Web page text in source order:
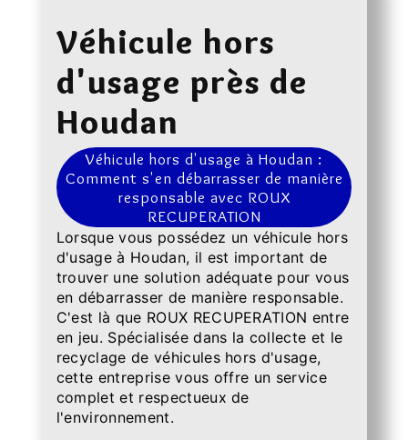
Véhicule hors
d'usage près de
Houdan
Véhicule hors d'usage à Houdan :
Comment s'en débarrasser de manière
responsable avec ROUX
RECUPERATION
Lorsque vous possédez un véhicule hors
d'usage à Houdan, il est important de
trouver une solution adéquate pour vous
en débarrasser de manière responsable.
C'est là que ROUX RECUPERATION entre
en jeu. Spécialisée dans la collecte et le
recyclage de véhicules hors d'usage,
cette entreprise vous offre un service
complet et respectueux de
l'environnement.